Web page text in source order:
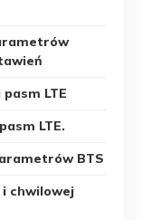
LTE
LTE.
BTS
chwilowej